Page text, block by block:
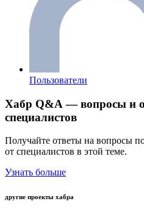
Пользователи
Хабр Q&A — вопросы и
специалистов
Получайте ответы на вопросы
от специалистов в этой теме.
Узнать больше
другие проекты хабра